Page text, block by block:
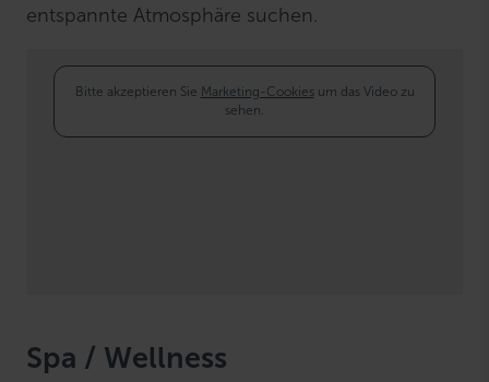
entspannte Atmosphäre suchen.
Bitte akzeptieren Sie Marketing-Cookiesum das Video zu
sehen.
Spa / Wellness